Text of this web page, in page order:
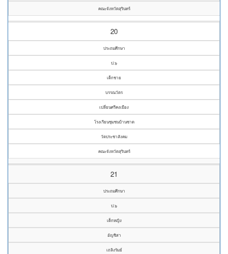
คณะจังหวัดสุรินทร์
20
ประถมศึกษา
ป.๖
เด็กชาย
บรรณวัตร
เปลี่ยนศรีคงเมือง
โรงเรียนชุมชนบ้านซาด
วัดประชาสังคม
คณะจังหวัดสุรินทร์
21
ประถมศึกษา
ป.๖
เด็กหญิง
อัญชิสา
เถลิงรัมย์